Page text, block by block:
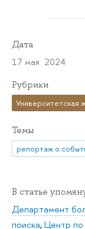
Дата
17 мая 2024
Рубрики
Университетская
Темы
репортаж о
В статье
Департамент
поиска,Центр по